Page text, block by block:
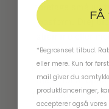
foretage små
pasform. Drej
fjerne
pasformspuder
hjelm for at opnå
flere spørgsmål
FÅ
*Begrænset tilbud.
eller mere. Kun for
mail giver du
produktlanceringer,
accepterer også vores